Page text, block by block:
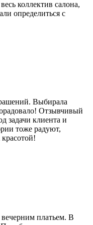
коллектив салона,
определиться с
Выбирала
Отзывчивый
задачи клиента и
тоже радуют,
платьем. В